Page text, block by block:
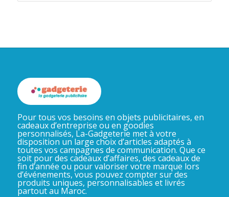
Pour tous vos besoins en objets publicitaires, en
cadeaux d’entreprise ou en goodies
personnalisés, La-Gadgeterie met à votre
disposition un large choix d’articles adaptés à
toutes vos campagnes de communication. Que ce
soit pour des cadeaux d’affaires, des cadeaux de
fin d’année ou pour valoriser votre marque lors
d’événements, vous pouvez compter sur des
produits uniques, personnalisables et livrés
partout au Maroc.